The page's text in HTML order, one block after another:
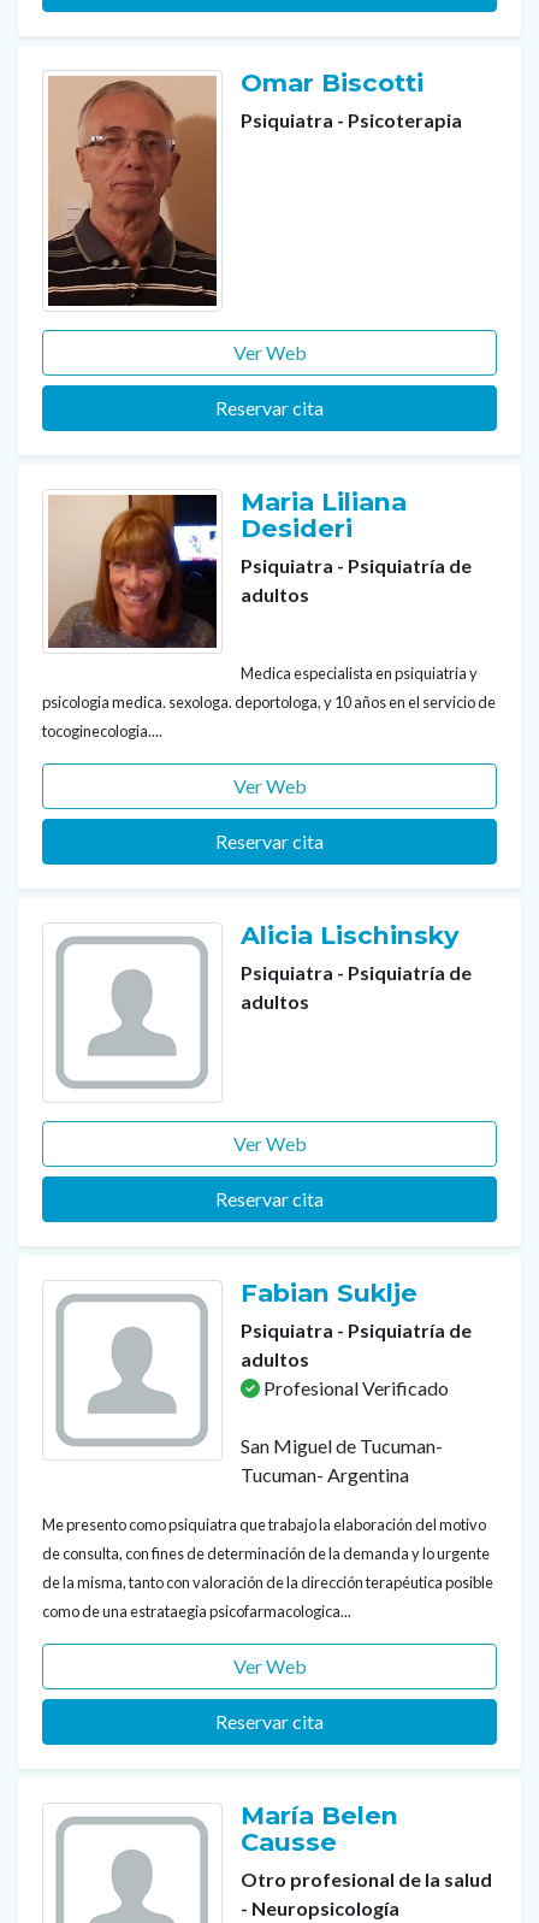
Omar Biscotti
Psiquiatra - Psicoterapia
Ver Web
Reservar cita
Maria Liliana
Desideri
Psiquiatra - Psiquiatría de
adultos
Medica especialista en psiquiatria y
psicologia medica. sexologa. deportologa, y 10 años en el servicio de
tocoginecologia....
Ver Web
Reservar cita
Alicia Lischinsky
Psiquiatra - Psiquiatría de
adultos
Ver Web
Reservar cita
Fabian Suklje
Psiquiatra - Psiquiatría de
adultos
Profesional Verificado
San Miguel de Tucuman-
Tucuman- Argentina
Me presento como psiquiatra que trabajo la elaboración del motivo
de consulta, con fines de determinación de la demanda y lo urgente
de la misma, tanto con valoración de la dirección terapéutica posible
como de una estrataegia psicofarmacologica...
Ver Web
Reservar cita
María Belen
Causse
Otro profesional de la salud
- Neuropsicología